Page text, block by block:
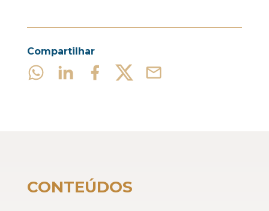
Compartilhar
CONTEÚDOS